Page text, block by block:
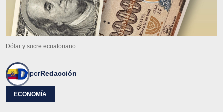
Dólar y sucre ecuatoriano
porRedacción
ECONOMÍA